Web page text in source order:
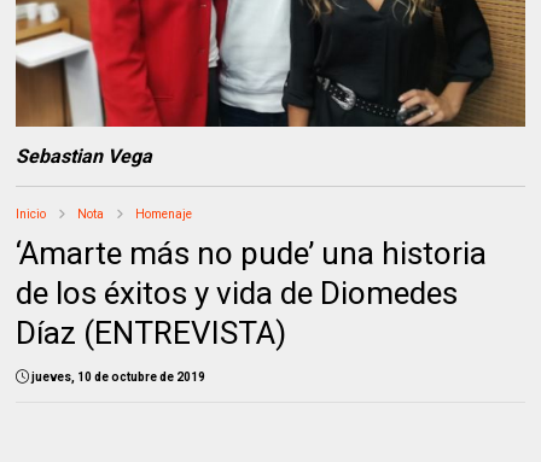
Sebastian Vega
Inicio Nota Homenaje
‘Amarte más no pude’ una historia
de los éxitos y vida de Diomedes
Díaz (ENTREVISTA)
jueves, 10 de octubre de 2019